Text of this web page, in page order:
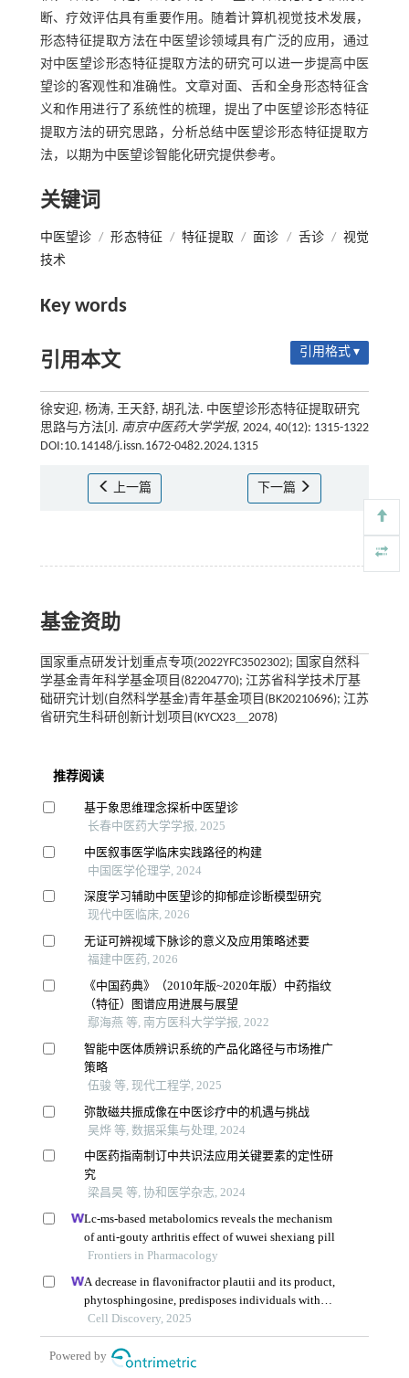
断、疗效评估具有重要作用。随着计算机视觉技术发展，
形态特征提取方法在中医望诊领域具有广泛的应用，通过
对中医望诊形态特征提取方法的研究可以进一步提高中医
望诊的客观性和准确性。文章对面、舌和全身形态特征含
义和作用进行了系统性的梳理，提出了中医望诊形态特征
提取方法的研究思路，分析总结中医望诊形态特征提取方
法，以期为中医望诊智能化研究提供参考。
关键词
中医望诊 / 形态特征 / 特征提取 / 面诊 / 舌诊 / 视觉
技术
Key words
引用本文 引用格式 ▾
徐安迎, 杨涛, 王天舒, 胡孔法. 中医望诊形态特征提取研究
思路与方法[J]. 南京中医药大学学报, 2024, 40(12): 1315-1322
DOI:10.14148/j.issn.1672-0482.2024.1315
上一篇 下一篇
基金资助
国家重点研发计划重点专项(2022YFC3502302); 国家自然科
学基金青年科学基金项目(82204770); 江苏省科学技术厅基
础研究计划(自然科学基金)青年基金项目(BK20210696); 江苏
省研究生科研创新计划项目(KYCX23＿2078)